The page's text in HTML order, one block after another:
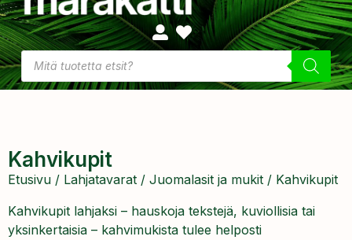
Kahvikupit
Etusivu / Lahjatavarat / Juomalasit ja mukit / Kahvikupit
Kahvikupit lahjaksi – hauskoja tekstejä, kuviollisia tai
yksinkertaisia – kahvimukista tulee helposti